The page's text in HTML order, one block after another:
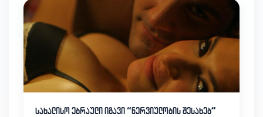
სახალისო ებრაული იგავი “ნერვიულობის შესახებ”